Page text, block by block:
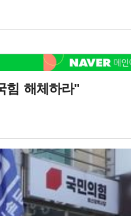
힘 해체하라"